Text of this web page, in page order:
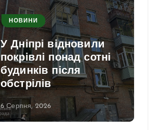
НОВИНИ
У Дніпрі відновили
покрівлі понад сотні
будинків після
обстрілів
6 Серпня, 2026